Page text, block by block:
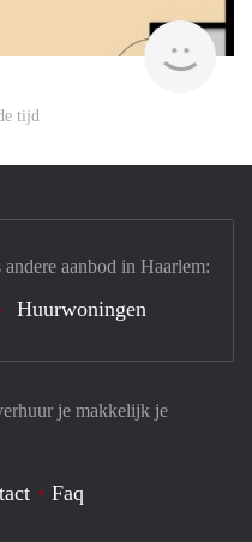
tijd
je makkelijk je
Faq
aanbod in Haarlem:
Huurwoningen